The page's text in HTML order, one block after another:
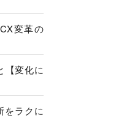
変革の
【変化に
をラクに